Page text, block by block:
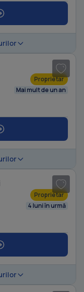
Proprietar
Mai mult de un an
Proprietar
4 luni în urmă